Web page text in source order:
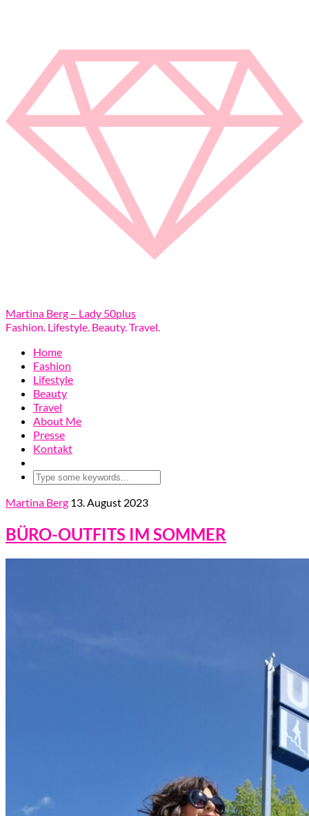
Martina Berg – Lady 50plus
Fashion. Lifestyle. Beauty. Travel.
Home
Fashion
Lifestyle
Beauty
Travel
About Me
Presse
Kontakt
Martina Berg 13. August 2023
BÜRO-OUTFITS IM SOMMER